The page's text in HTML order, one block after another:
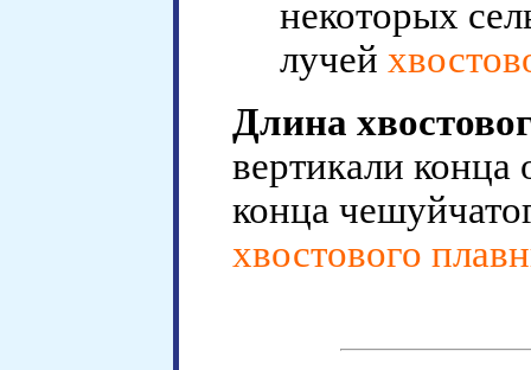
некоторых
лучей
Длина
вертикали
конца
хвостового